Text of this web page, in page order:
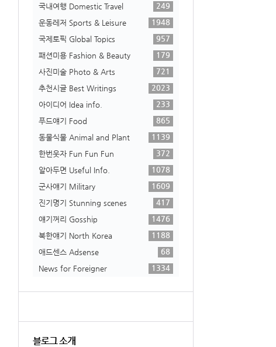
국내여행 Domestic Travel
249
운동레저 Sports & Leisure
1948
국제토픽 Global Topics
957
패션미용 Fashion & Beauty
179
사진미술 Photo & Arts
721
추천시글 Best Writings
2023
아이디어 Idea info.
233
푸드얘기 Food
865
동물식물 Animal and Plant
1139
한번웃자 Fun Fun Fun
372
알아두면 Useful Info.
1078
군사얘기 Military
1609
진기명기 Stunning scenes
417
얘기꺼리 Gosship
1476
북한얘기 North Korea
1188
애드센스 Adsense
68
News for Foreigner
1334
블로그 소개